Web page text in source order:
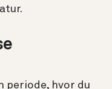
periode, hvor du